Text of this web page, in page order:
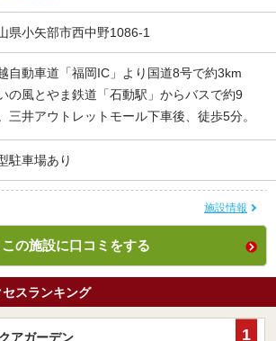
県小矢部市西中野1086-1
自動車道「福岡IC」より国道8号で約3km
の風とやま鉄道「石動駅」からバスで約9
三井アウトレットモール下車後、徒歩5分。
駐車場あり
施設情報
この施設に口コミをする
スランキング
アガーデン
1